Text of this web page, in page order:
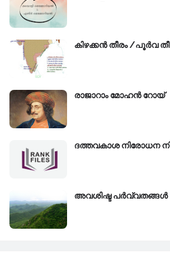
കിഴക്കന്‍ തീരം /പൂർവ
രാജാറാം മോഹൻ റോയ്‌
ദത്തവകാശ നിരോധന
അവശിഷ്ട പർവ്വതങ്ങൾ